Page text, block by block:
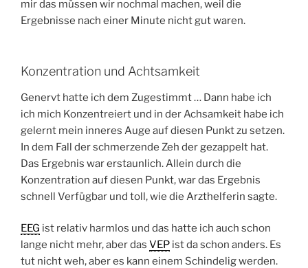
mir das müssen wir nochmal machen, weil die
Ergebnisse nach einer Minute nicht gut waren.
Konzentration und Achtsamkeit
Genervt hatte ich dem Zugestimmt … Dann habe ich
ich mich Konzentreiert und in der Achsamkeit habe ich
gelernt mein inneres Auge auf diesen Punkt zu setzen.
In dem Fall der schmerzende Zeh der gezappelt hat.
Das Ergebnis war erstaunlich. Allein durch die
Konzentration auf diesen Punkt, war das Ergebnis
schnell Verfügbar und toll, wie die Arzthelferin sagte.
EEG ist relativ harmlos und das hatte ich auch schon
lange nicht mehr, aber das VEP ist da schon anders. Es
tut nicht weh, aber es kann einem Schindelig werden.